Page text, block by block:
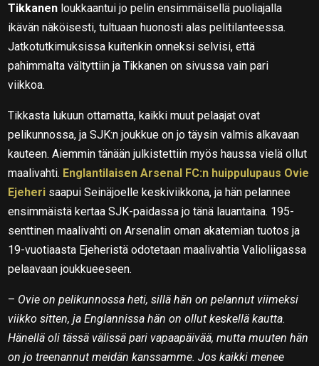
Tikkanen loukkaantui jo pelin ensimmäisellä puoliajalla
ikävän näköisesti, tultuaan huonosti alas pelitilanteessa.
Jatkotutkimuksissa kuitenkin onneksi selvisi, että
pahimmalta vältyttiin ja Tikkanen on sivussa vain pari
viikkoa.
Tikkasta lukuun ottamatta, kaikki muut pelaajat ovat
pelikunnossa, ja SJK:n joukkue on jo täysin valmis alkavaan
kauteen. Aiemmin tänään julkistettiin myös haussa vielä ollut
maalivahti. Englantilaisen Arsenal FC:n huippulupaus Ovie
Ejeheri saapui Seinäjoelle keskiviikkona, ja hän pelannee
ensimmäistä kertaa SJK-paidassa jo tänä lauantaina. 195-
senttinen maalivahti on Arsenalin oman akatemian tuotos ja
19-vuotiaasta Ejeheristä odotetaan maalivahtia Valioliigassa
pelaavaan joukkueeseen.
– Ovie on pelikunnossa heti, sillä hän on pelannut viimeksi
viikko sitten, ja Englannissa hän on ollut keskellä kautta.
Hänellä oli tässä välissä pari vapaapäivää, mutta muuten hän
on jo treenannut meidän kanssamme. Jos kaikki menee